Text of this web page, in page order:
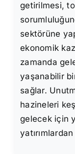
getirilmesi,
sektörüne
ekonomik
zamanda
yaşanabilir
sağlar.
hazineleri
gelecek için